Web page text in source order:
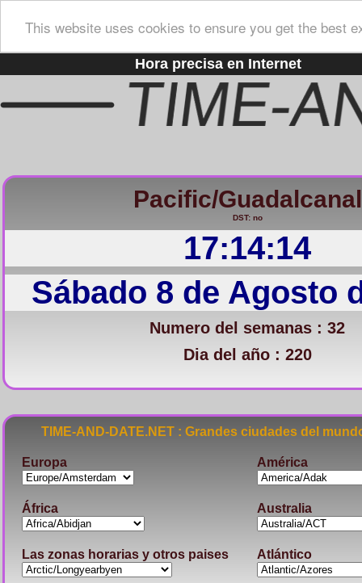
This website uses cookies to ensure you get the best
Hora precisa en Internet
Pacific/Guadalcanal
DST: no
17:14:15
Sábado 8 de Agosto
Numero del semanas : 32
Dia del año : 220
TIME-AND-DATE.NET : Grandes ciudades del
Europa América
África Australia
Las zonas horarias y otros paises Atlántico